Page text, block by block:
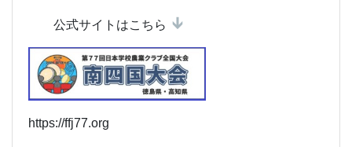
公式サイトはこちら
https://ffj77.org